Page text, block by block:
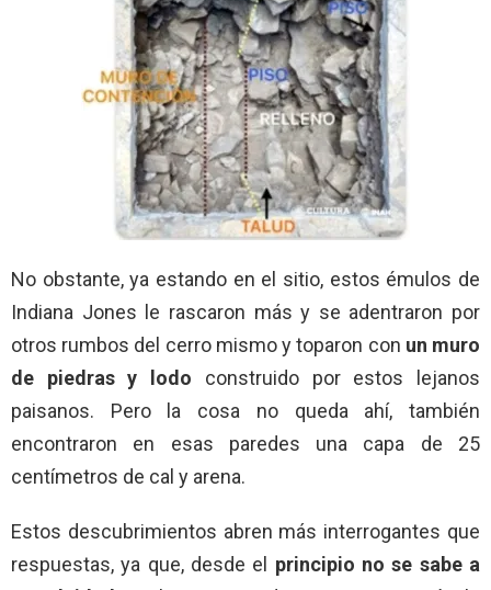
No obstante, ya estando en el sitio, estos émulos de
Indiana Jones le rascaron más y se adentraron por
otros rumbos del cerro mismo y toparon con un muro
de piedras y lodo construido por estos lejanos
paisanos. Pero la cosa no queda ahí, también
encontraron en esas paredes una capa de 25
centímetros de cal y arena.
Estos descubrimientos abren más interrogantes que
respuestas, ya que, desde el principio no se sabe a